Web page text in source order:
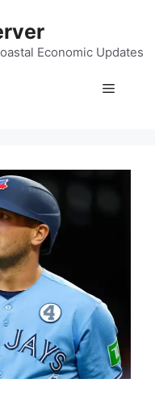
Economic Updates
Menu